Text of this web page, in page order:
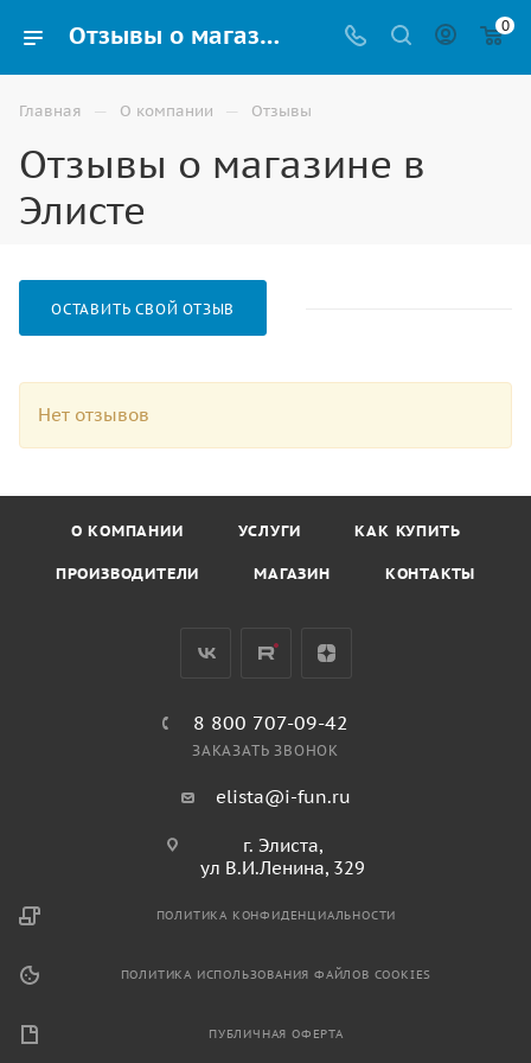
Отзывы о магазине в Элисте 0
Главная — О компании — Отзывы
Отзывы о магазине в
Элисте
ОСТАВИТЬ СВОЙ ОТЗЫВ
Нет отзывов
О КОМПАНИИ УСЛУГИ КАК КУПИТЬ
ПРОИЗВОДИТЕЛИ МАГАЗИН КОНТАКТЫ
8 800 707-09-42
ЗАКАЗАТЬ ЗВОНОК
elista@i-fun.ru
г. Элиста,
ул В.И.Ленина, 329
ПОЛИТИКА КОНФИДЕНЦИАЛЬНОСТИ
ПОЛИТИКА ИСПОЛЬЗОВАНИЯ ФАЙЛОВ COOKIES
ПУБЛИЧНАЯ ОФЕРТА